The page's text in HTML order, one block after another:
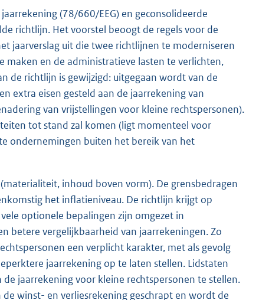
(78/660/EEG) en geconsolideerde
richtlijn. Het voorstel beoogt de regels voor de
jaarverslag uit die twee richtlijnen te moderniseren
maken en de administratieve lasten te verlichten,
de richtlijn is gewijzigd: uitgegaan wordt van de
extra eisen gesteld aan de jaarrekening van
van vrijstellingen voor kleine rechtspersonen).
tot stand zal komen (ligt momenteel voor
ondernemingen buiten het bereik van het
inhoud boven vorm). De grensbedragen
het inflatieniveau. De richtlijn krijgt op
optionele bepalingen zijn omgezet in
betere vergelijkbaarheid van jaarrekeningen. Zo
een verplicht karakter, met als gevolg
jaarrekening op te laten stellen. Lidstaten
jaarrekening voor kleine rechtspersonen te stellen.
winst- en verliesrekening geschrapt en wordt de